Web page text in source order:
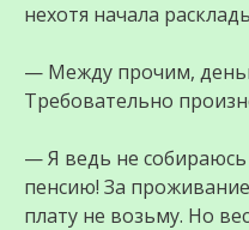
нехотя начала
— Между прочим,
Требовательно
— Я ведь не
пенсию! За
плату не возьму. Но